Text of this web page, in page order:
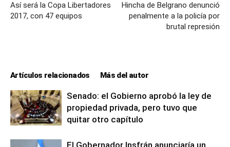
Así será la Copa Libertadores
2017, con 47 equipos
Hincha de Belgrano denunció
penalmente a la policía por
brutal represión
Artículos relacionados Más del autor
Senado: el Gobierno aprobó la ley de
propiedad privada, pero tuvo que
quitar otro capítulo